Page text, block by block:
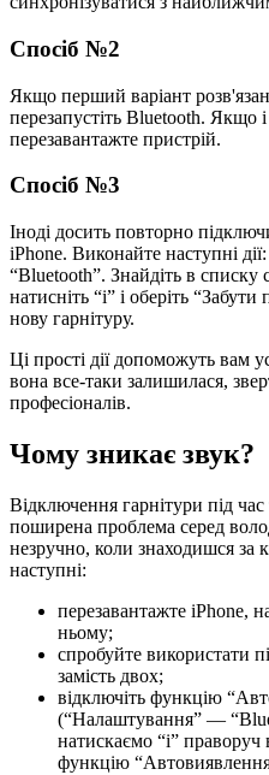
Спосіб №2
Якщо перший варіант
перезапустіть Bluetooth. Якщо
перезавантажте пристрій.
Спосіб №3
Іноді досить повторно
iPhone. Виконайте наступні
“Bluetooth”. Знайдіть в
натисніть “i” і оберіть
нову гарнітуру.
Ці прості дії допоможуть вам
вона все-таки залишилася,
професіоналів.
Чому зникає звук?
Відключення гарнітури під
поширена проблема серед
незручно, коли знаходишся
наступні:
перезавантажте iPhone,
ньому;
спробуйте використати
замість двох;
відключіть функцію
(“Налаштування” —
натискаємо “i”
функцію